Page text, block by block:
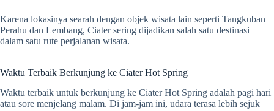
Karena lokasinya searah dengan objek wisata lain seperti Tangkuban
Perahu dan Lembang, Ciater sering dijadikan salah satu destinasi
dalam satu rute perjalanan wisata.
Waktu Terbaik Berkunjung ke Ciater Hot Spring
Waktu terbaik untuk berkunjung ke Ciater Hot Spring adalah pagi hari
atau sore menjelang malam. Di jam-jam ini, udara terasa lebih sejuk